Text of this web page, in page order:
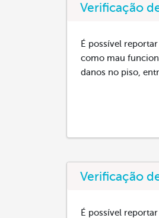
Verificação
É possível
como mau
danos no piso,
Verificação
É possível